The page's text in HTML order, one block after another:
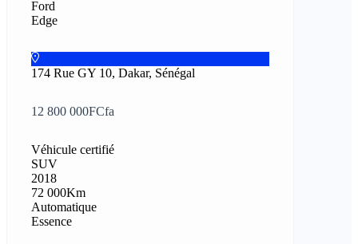
Ford
Edge
174 Rue GY 10, Dakar, Sénégal
12 800 000FCfa
Véhicule certifié
SUV
2018
72 000Km
Automatique
Essence